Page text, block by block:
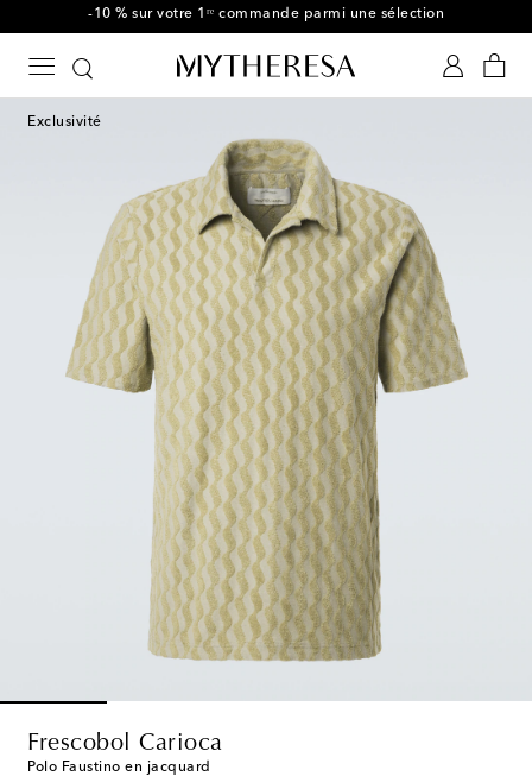
-10 % sur votre 1ʳᵉ commande parmi une sélection
Exclusivité
Frescobol Carioca
Polo Faustino en jacquard